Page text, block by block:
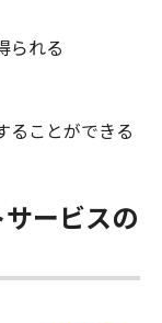
られる
ることができる
ービスの